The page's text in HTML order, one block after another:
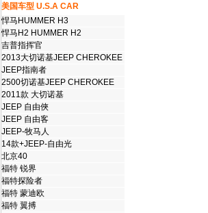
美国车型 U.S.A CAR
悍马HUMMER H3
悍马H2 HUMMER H2
吉普指挥官
2013大切诺基JEEP CHEROKEE
JEEP指南者
2500切诺基JEEP CHEROKEE
2011款 大切诺基
JEEP 自由俠
JEEP 自由客
JEEP-牧马人
14款+JEEP-自由光
北京40
福特 锐界
福特探险者
福特 蒙迪欧
福特 翼搏